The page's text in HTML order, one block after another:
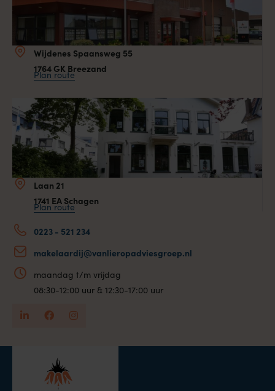
Wijdenes Spaansweg 55
1764 GK Breezand
Plan route
Laan 21
1741 EA Schagen
Plan route
0223 - 521 234
makelaardij@vanlieropadviesgroep.nl
maandag t/m vrijdag
08:30-12:00 uur & 12:30-17:00 uur